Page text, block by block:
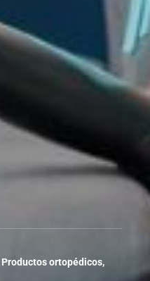
Productos ortopédicos,